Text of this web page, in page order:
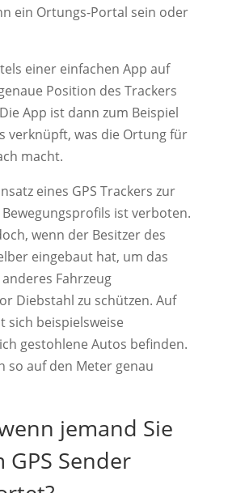
ein Ortungs-Portal sein oder
einer einfachen App auf
Position des Trackers
App ist dann zum Beispiel
verknüpft, was die Ortung für
macht.
eines GPS Trackers zur
ist verboten.
wenn der Besitzer des
eingebaut hat, um das
Fahrzeug
Diebstahl zu schützen. Auf
sich beispielsweise
gestohlene Autos befinden.
so auf den Meter genau
jemand Sie
Sender